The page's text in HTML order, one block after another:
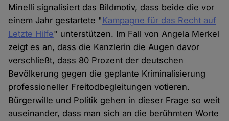
Minelli signalisiert das Bildmotiv, dass beide die vor
einem Jahr gestartete "Kampagne für das Recht auf
Letzte Hilfe" unterstützen. Im Fall von Angela Merkel
zeigt es an, dass die Kanzlerin die Augen davor
verschließt, dass 80 Prozent der deutschen
Bevölkerung gegen die geplante Kriminalisierung
professioneller Freitodbegleitungen votieren.
Bürgerwille und Politik gehen in dieser Frage so weit
auseinander, dass man sich an die berühmten Worte